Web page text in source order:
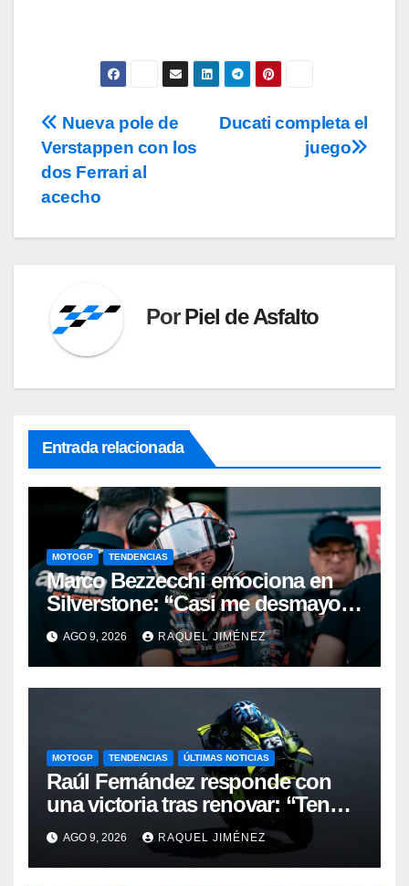
Navegación
de
entradas
Ducati completa el
juego
Nueva pole de
Verstappen con los
dos Ferrari al
acecho
PorPiel de Asfalto
Entrada relacionada
MOTOGP TENDENCIAS
Marco Bezzecchi emociona en
Silverstone: “Casi me desmayo,
pero este podio vale muchísimo”
AGO 9, 2026 RAQUEL JIMÉNEZ
MOTOGP TENDENCIAS ÚLTIMAS NOTICIAS
Raúl Fernández responde con
una victoria tras renovar: “Tengo
que quitarme una barrera mental
para verme realmente luchando
por el Mundial”
AGO 9, 2026 RAQUEL JIMÉNEZ